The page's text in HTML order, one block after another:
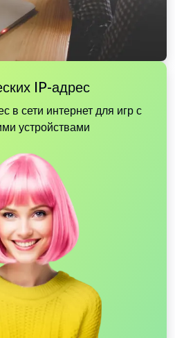
IP-адрес
в сети интернет для игр с
устройствами